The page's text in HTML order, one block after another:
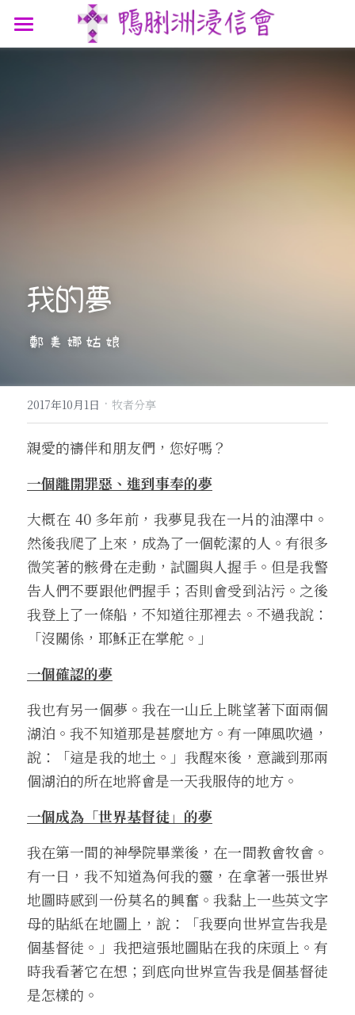
最新消息
我的夢
鄭美娜姑娘
2017年10月1日 · 牧者分享
親愛的禱伴和朋友們，您好嗎？
一個離開罪惡、進到事奉的夢
大概在 40 多年前，我夢見我在一片的油澤中。
然後我爬了上來，成為了一個乾潔的人。有很多
微笑著的骸骨在走動，試圖與人握手。但是我警
告人們不要跟他們握手；否則會受到沾污。之後
我登上了一條船，不知道往那裡去。不過我說：
「沒關係，耶穌正在掌舵。」
一個確認的夢
我也有另一個夢。我在一山丘上眺望著下面兩個
湖泊。我不知道那是甚麼地方。有一陣風吹過，
說：「這是我的地土。」我醒來後，意識到那兩
個湖泊的所在地將會是一天我服侍的地方。
一個成為「世界基督徒」的夢
我在第一間的神學院畢業後，在一間教會牧會。
有一日，我不知道為何我的靈，在拿著一張世界
地圖時感到一份莫名的興奮。我黏上一些英文字
母的貼紙在地圖上，說：「我要向世界宣告我是
個基督徒。」我把這張地圖貼在我的床頭上。有
時我看著它在想；到底向世界宣告我是個基督徒
是怎樣的。